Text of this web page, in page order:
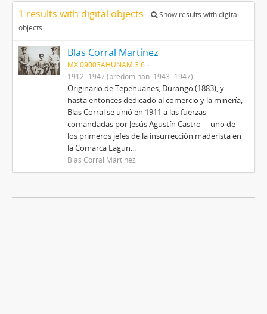
1 results with digital objects
Show results with digital
objects
Blas Corral Martínez
MX 09003AHUNAM 3.6
1912 -1947 (predominan: 1943 -1947)
Originario de Tepehuanes, Durango (1883), y
hasta entonces dedicado al comercio y la minería,
Blas Corral se unió en 1911 a las fuerzas
comandadas por Jesús Agustín Castro —uno de
los primeros jefes de la insurrección maderista en
la Comarca Lagun...
Blas Corral Martínez